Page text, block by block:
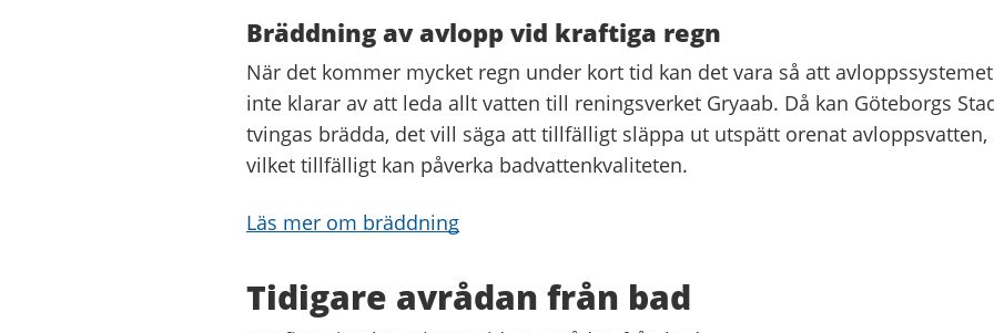
Bräddning av avlopp vid kraftiga regn
När det kommer mycket regn under kort tid kan det vara så att avloppssystemet
inte klarar av att leda allt vatten till reningsverket Gryaab. Då kan Göteborgs
tvingas brädda, det vill säga att tillfälligt släppa ut utspätt orenat avloppsvatten,
vilket tillfälligt kan påverka badvattenkvaliteten.
Läs mer om bräddning
Tidigare avrådan från bad